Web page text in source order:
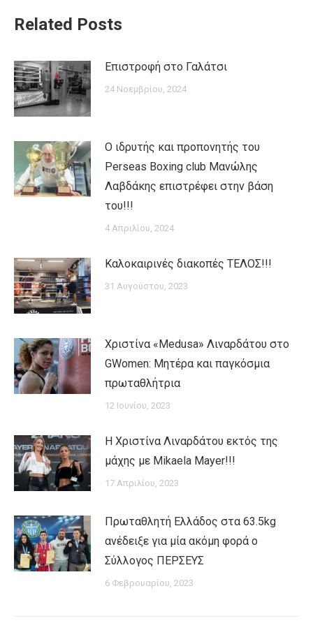
Related Posts
Επιστροφή στο Γαλάτσι
24 Νοεμβρίου, 2024
Ο ιδρυτής και προπονητής του
Perseas Boxing club Μανώλης
Λαβδάκης επιστρέφει στην βάση
του!!!
4 Απριλίου, 2024
Καλοκαιρινές διακοπές ΤΕΛΟΣ!!!
31 Αυγούστου, 2023
Χριστίνα «Medusa» Λιναρδάτου στο
GWomen: Μητέρα και παγκόσμια
πρωταθλήτρια
12 Ιουνίου, 2023
H Χριστίνα Λιναρδάτου εκτός της
μάχης με Mikaela Mayer!!!
17 Απριλίου, 2023
Πρωταθλητή Ελλάδος στα 63.5kg
ανέδειξε για μία ακόμη φορά ο
Σύλλογος ΠΕΡΣΕΥΣ
6 Φεβρουαρίου, 2023